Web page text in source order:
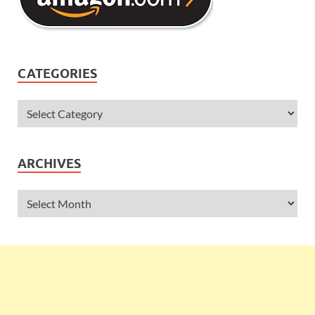
CATEGORIES
ARCHIVES